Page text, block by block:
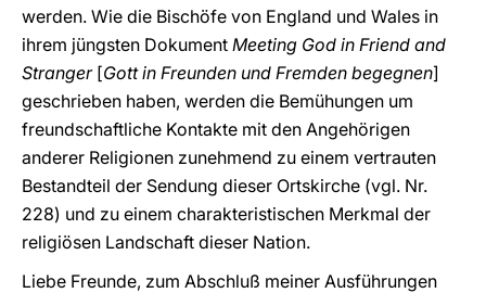
werden. Wie die Bischöfe von England und Wales in
ihrem jüngsten Dokument Meeting God in Friend and
Stranger [Gott in Freunden und Fremden begegnen]
geschrieben haben, werden die Bemühungen um
freundschaftliche Kontakte mit den Angehörigen
anderer Religionen zunehmend zu einem vertrauten
Bestandteil der Sendung dieser Ortskirche (vgl. Nr.
228) und zu einem charakteristischen Merkmal der
religiösen Landschaft dieser Nation.
Liebe Freunde, zum Abschluß meiner Ausführungen